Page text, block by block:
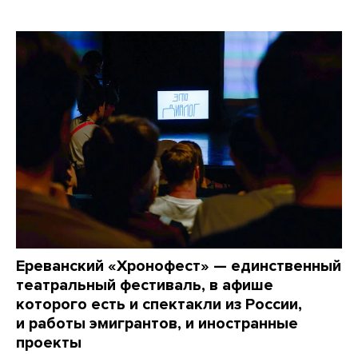
Ереванский «Хронофест» — единственный
театральный фестиваль, в афише
которого есть и спектакли из России,
и работы эмигрантов, и иностранные
проекты